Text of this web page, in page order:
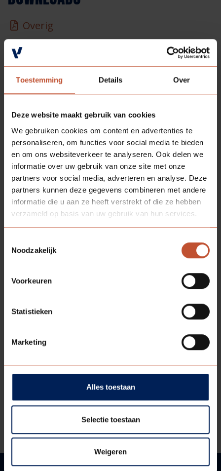
Toestemming Details Over
Deze website maakt gebruik van cookies
We gebruiken cookies om content en advertenties te
personaliseren, om functies voor social media te bieden
en om ons websiteverkeer te analyseren. Ook delen we
informatie over uw gebruik van onze site met onze
partners voor social media, adverteren en analyse. Deze
partners kunnen deze gegevens combineren met andere
informatie die u aan ze heeft verstrekt of die ze hebben
verzameld op basis van uw gebruik van hun services.
Noodzakelijk
Voorkeuren
Statistieken
Marketing
Alles toestaan
Selectie toestaan
Weigeren
Overig
Technische informatie
SOORTGELIJKEPRODUCTEN
GRIJSGLAS
Bekijk model